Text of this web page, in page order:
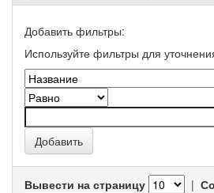
Добавить фильтры:
Используйте фильтры для
Вывести на страницу |